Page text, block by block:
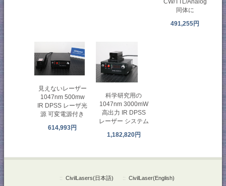
CW/TTL/Analog
同体に
491,255円
見えないレーザー
1047nm 500mw
IR DPSS レーザ光
源 可変電源付き
614,993円
科学研究用の
1047nm 3000mW
高出力 IR DPSS
レーザー システム
1,182,820円
:: CivilLasers(日本語) :: CivilLaser(English)